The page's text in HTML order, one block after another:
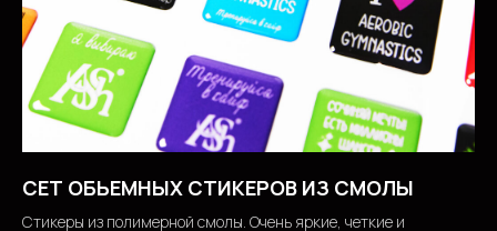
СЕТ ОБЬЕМНЫХ СТИКЕРОВ ИЗ СМОЛЫ
Стикеры из полимерной смолы. Очень яркие, четкие и